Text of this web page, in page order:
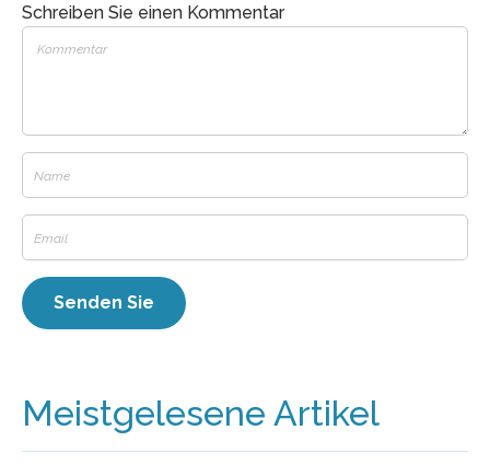
Schreiben Sie einen Kommentar
Meistgelesene Artikel